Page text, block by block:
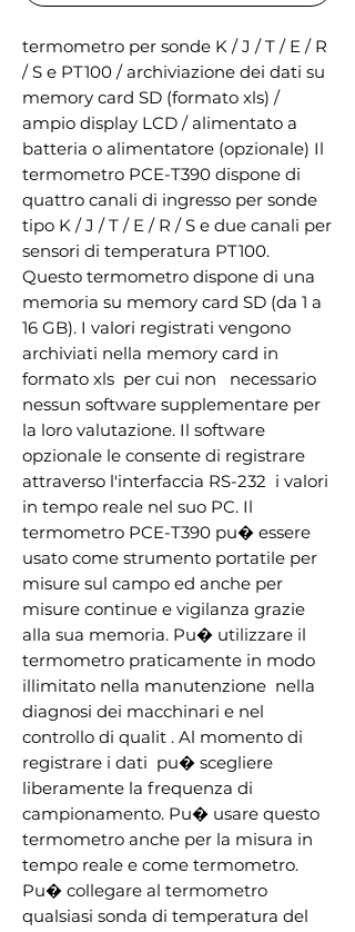
termometro per sonde K / J / T / E / R
/ S e PT100 / archiviazione dei dati su
memory card SD (formato xls) /
ampio display LCD / alimentato a
batteria o alimentatore (opzionale) Il
termometro PCE-T390 dispone di
quattro canali di ingresso per sonde
tipo K / J / T / E / R / S e due canali per
sensori di temperatura PT100.
Questo termometro dispone di una
memoria su memory card SD (da 1 a
16 GB). I valori registrati vengono
archiviati nella memory card in
formato xls  per cui non   necessario
nessun software supplementare per
la loro valutazione. Il software
opzionale le consente di registrare
attraverso l'interfaccia RS-232  i valori
in tempo reale nel suo PC. Il
termometro PCE-T390 pu� essere
usato come strumento portatile per
misure sul campo ed anche per
misure continue e vigilanza grazie
alla sua memoria. Pu� utilizzare il
termometro praticamente in modo
illimitato nella manutenzione  nella
diagnosi dei macchinari e nel
controllo di qualit . Al momento di
registrare i dati  pu� scegliere
liberamente la frequenza di
campionamento. Pu� usare questo
termometro anche per la misura in
tempo reale e come termometro.
Pu� collegare al termometro
qualsiasi sonda di temperatura del